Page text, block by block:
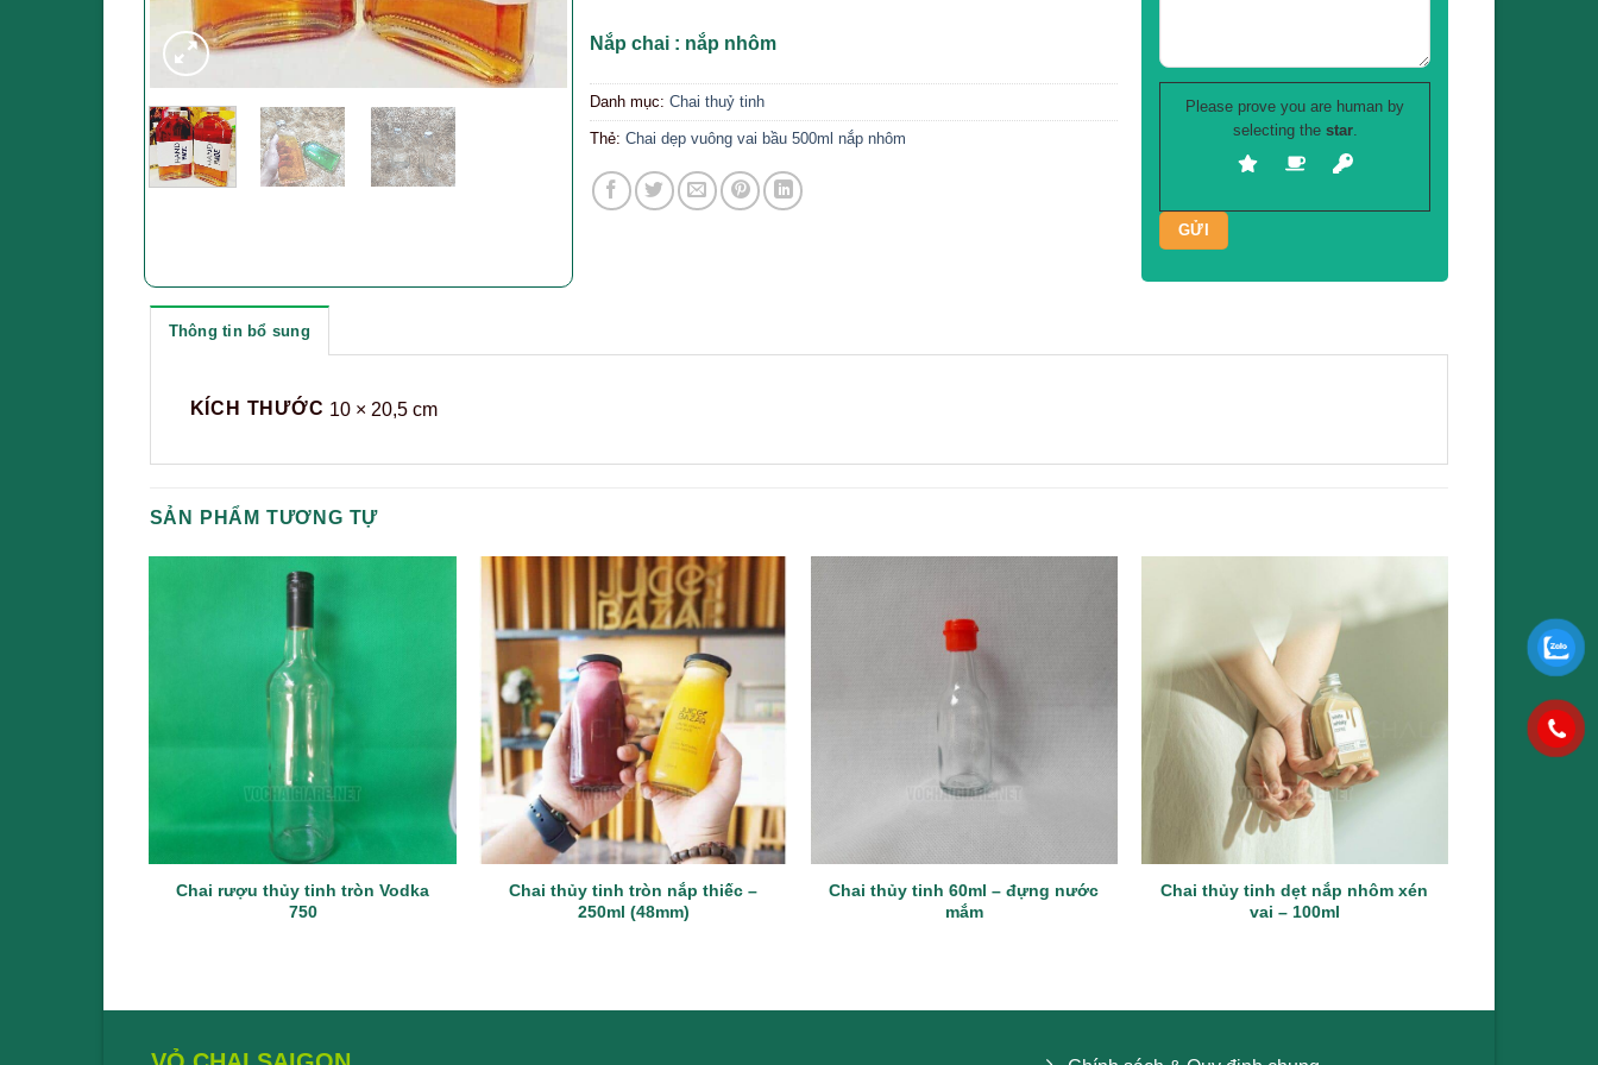
Nắp chai : nắp nhôm
Danh mục:Chai thuỷ tinh
Thẻ:Chai dẹp vuông vai bầu 500ml nắp nhôm
Please prove you are human by
selecting thestar.
Thông tin bổ sung
KÍCH THƯỚC 10 × 20,5 cm
SẢN PHẨM TƯƠNG TỰ
Chai rượu thủy tinh tròn Vodka
750
Chai thủy tinh tròn nắp thiếc –
250ml (48mm)
Chai thủy tinh 60ml – đựng nước
mắm
Chai thủy tinh dẹt nắp nhôm xén
vai – 100ml